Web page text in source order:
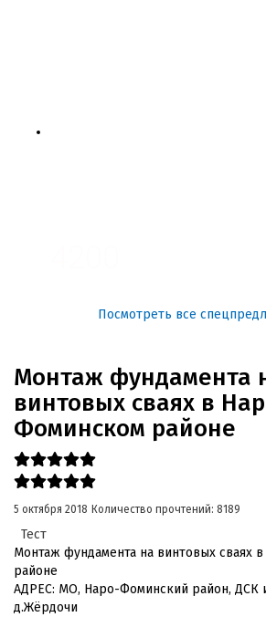
Посмотреть все
Монтаж фундамента
винтовых сваях в
Фоминском районе
5 октября 2018 Количество прочтений: 8189
Тест
Монтаж фундамента на винтовых сваях
районе
АДРЕС: МО, Наро-Фоминский район, ДСК
д.Жёрдочи